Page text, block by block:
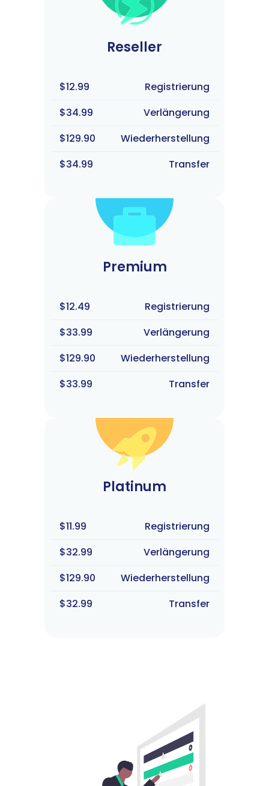
Reseller
$12.99
Registrierung
$34.99
Verlängerung
$129.90
Wiederherstellung
$34.99
Transfer
Premium
$12.49
Registrierung
$33.99
Verlängerung
$129.90
Wiederherstellung
$33.99
Transfer
Platinum
$11.99
Registrierung
$32.99
Verlängerung
$129.90
Wiederherstellung
$32.99
Transfer